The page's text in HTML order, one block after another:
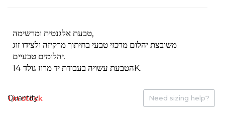
טבעת אלגנטית ומרשימה,
משובצת יהלום מרכזי טבעי בחיתוך מרקיזה ולצידו זוג
יהלומים טבעיים.
הטבעת עשויה בעבודת יד מרוז גולד 14K.
1 in stock Need sizing help?